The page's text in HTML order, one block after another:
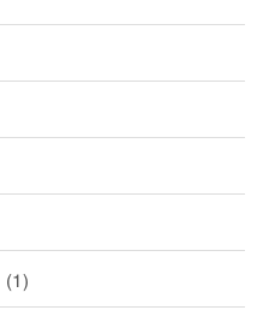
(1)